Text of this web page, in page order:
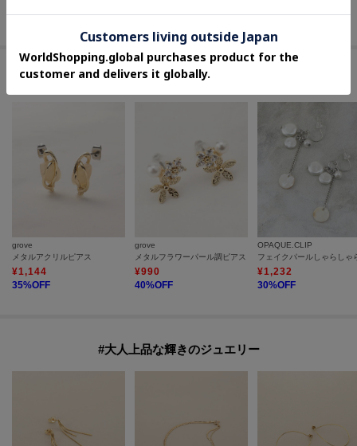
30%OFF
セールアイテムからのおすすめ
grove
メタルアクリルピアス
¥1,144
35%OFF
grove
メタルフラワーパール調ピアス
¥990
40%OFF
OPAQUE.CLIP
¥1,232
30%OFF
#大人上品な輝きのジュエリー